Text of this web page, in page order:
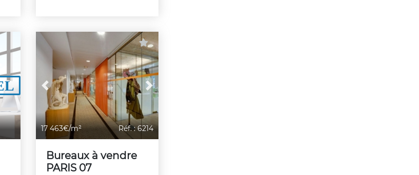
Previous Next
17 463€/m² Réf. : 6214
Bureaux à vendre
PARIS 07